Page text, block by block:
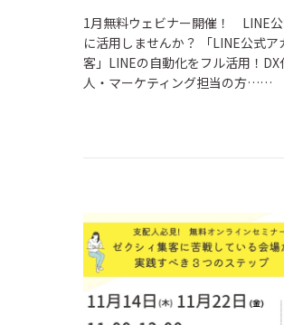
1月無料ウェビナー開催！ LINE
に活用しませんか？ 「LINE公式
客」LINEの自動化をフル活用！
人・マーケティング担当の方……